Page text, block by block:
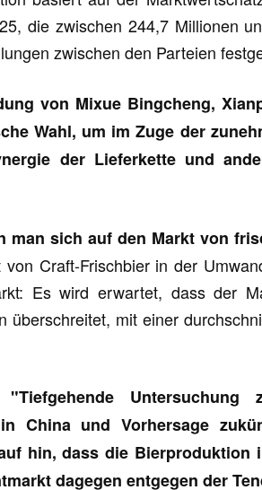
die zwischen 244,7 Millionen
zwischen den Parteien
von Mixue Bingcheng,
Wahl, um im Zuge der
der Lieferkette und
man sich auf den Markt von
Craft-Frischbier in der
Es wird erwartet, dass der
überschreitet, mit einer
China und Vorhersage
hin, dass die
dagegen entgegen der